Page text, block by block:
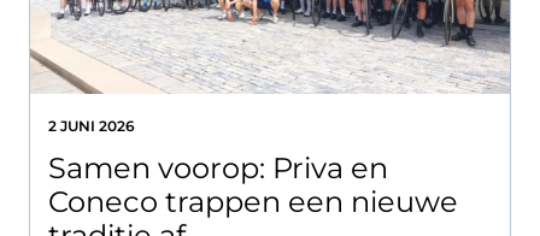
2 JUNI 2026
Samen voorop: Priva en
Coneco trappen een nieuwe